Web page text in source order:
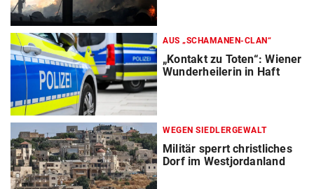
AUS „SCHAMANEN-CLAN“
„Kontakt zu Toten“: Wiener
Wunderheilerin in Haft
WEGEN SIEDLERGEWALT
Militär sperrt christliches
Dorf im Westjordanland